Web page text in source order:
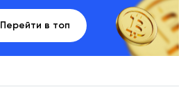
Перейти в топ